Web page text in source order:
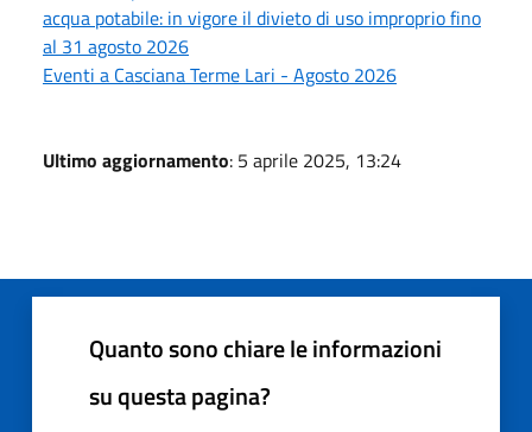
acqua potabile: in vigore il divieto di uso improprio fino
al 31 agosto 2026
Eventi a Casciana Terme Lari - Agosto 2026
Ultimo aggiornamento: 5 aprile 2025, 13:24
Quanto sono chiare le informazioni
su questa pagina?